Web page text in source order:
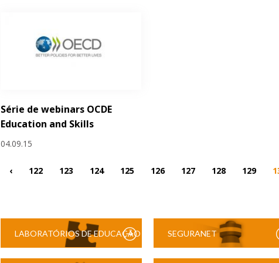
Série de webinars OCDE
Education and Skills
04.09.15
‹ 122 123 124 125 126 127 128 129
LABORATÓRIOS DE EDUCAÇÃO SEGURANET